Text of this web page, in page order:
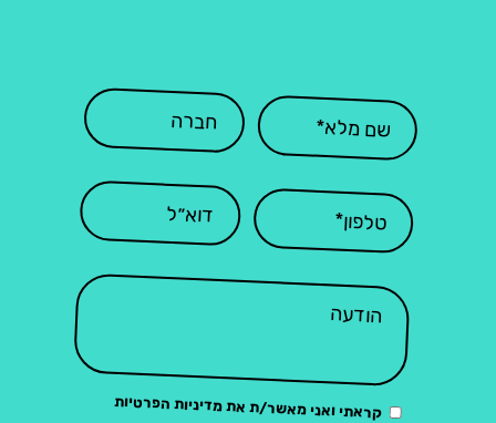
קראתי ואני מאשר/ת אתמדיניות הפרטיות